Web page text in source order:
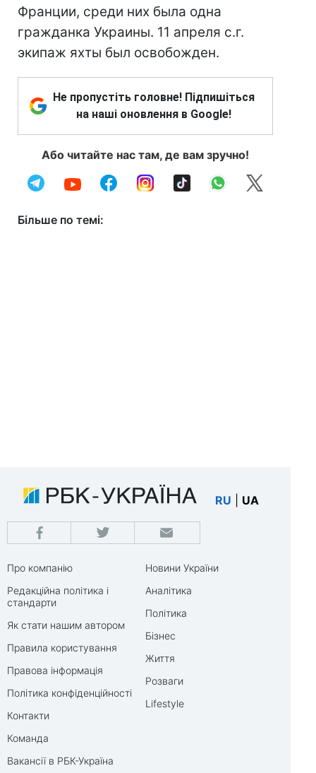
Франции, среди них была одна
гражданка Украины. 11 апреля с.г.
экипаж яхты был освобожден.
Не пропустіть головне! Підпишіться
на наші оновлення в Google!
Або читайте нас там, де вам зручно!
Більше по темі:
RU UA
Про компанію
Редакційна політика і
стандарти
Як стати нашим автором
Правила користування
Правова інформація
Політика конфіденційності
Контакти
Команда
Вакансії в РБК-Україна
Новини України
Аналітика
Політика
Бізнес
Життя
Розваги
Lifestyle